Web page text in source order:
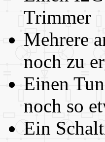
Trimmer
Mehrere
noch zu
Einen
noch so
Ein